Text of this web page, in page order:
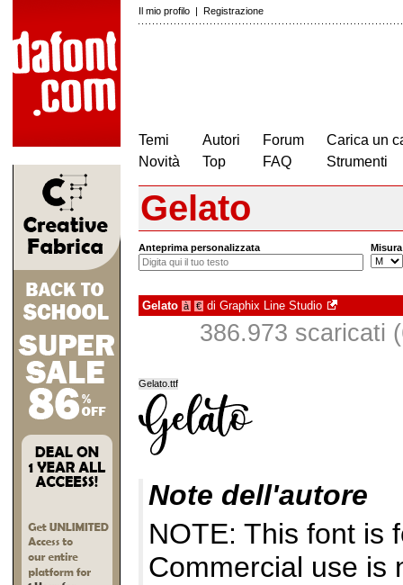
Il mio profilo | Registrazione
Temi
Novità
Autori
Top
Forum
FAQ
Carica un
Strumenti
Gelato
Anteprima personalizzata Misura
Gelato à € di Graphix Line Studio
386.973 scaricati
Gelato.ttf
Note dell'autore
NOTE: This font is
Commercial use is